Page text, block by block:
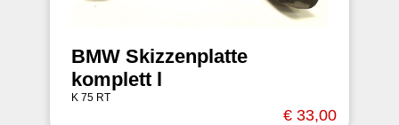
BMW Skizzenplatte
komplett l
K 75 RT
€ 33,00